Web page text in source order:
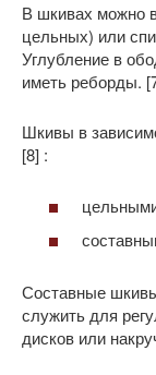
В шкивах можно
цельных) или
Углубление в
иметь реборды.
Шкивы в
[8] :
Составные
служить для
дисков или